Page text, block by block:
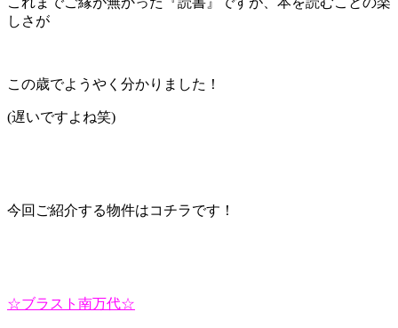
しさが
この歳でようやく分かりました！
(遅いですよね笑)
今回ご紹介する物件はコチラです！
☆ブラスト南万代☆